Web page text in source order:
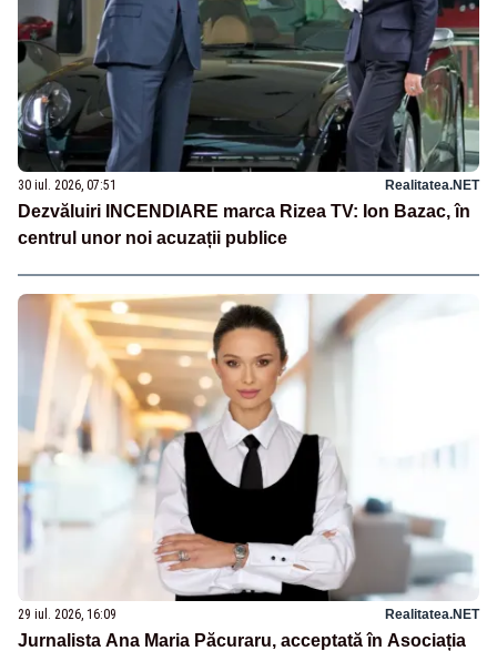
30 iul. 2026, 07:51 Realitatea.NET
Dezvăluiri INCENDIARE marca Rizea TV: Ion Bazac, în
centrul unor noi acuzații publice
29 iul. 2026, 16:09 Realitatea.NET
Jurnalista Ana Maria Păcuraru, acceptată în Asociația